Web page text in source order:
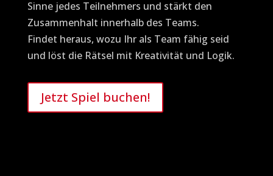
Sinne jedes Teilnehmers und stärkt den
Zusammenhalt innerhalb des Teams.
Findet heraus, wozu Ihr als Team fähig seid
und löst die Rätsel mit Kreativität und Logik.
Jetzt Spiel buchen!